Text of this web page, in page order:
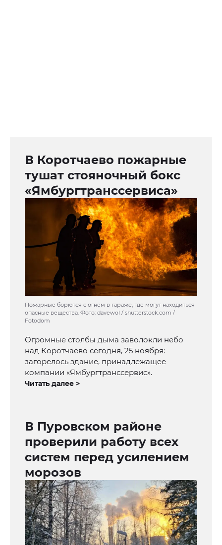
В Коротчаево пожарные
тушат стояночный бокс
«Ямбургтранссервиса»
Пожарные борются с огнём в гараже, где могут находиться
опасные вещества. Фото: davewol / shutterstock.com /
Fotodom
Огромные столбы дыма заволокли небо
над Коротчаево сегодня, 25 ноября:
загорелось здание, принадлежащее
компании «Ямбургтранссервис».
Читать далее >
В Пуровском районе
проверили работу всех
систем перед усилением
морозов